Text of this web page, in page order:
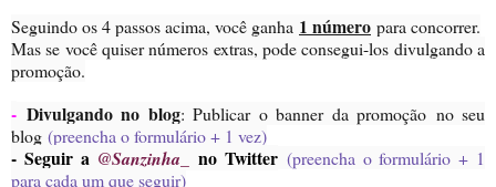
Seguindo os 4 passos acima, você ganha 1 número para concorrer.
Mas se você quiser números extras, pode consegui-los divulgando a
promoção.
- Divulgando no blog: Publicar o banner da promoção no seu
blog (preencha o formulário + 1 vez)
- Seguir a @Sanzinha_ no Twitter (preencha o formulário + 1
para cada um que seguir)